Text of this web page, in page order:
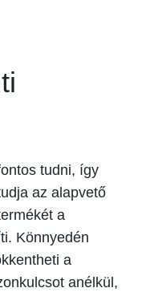
tudni, így
az alapvető
a
Könnyedén
a
anélkül,